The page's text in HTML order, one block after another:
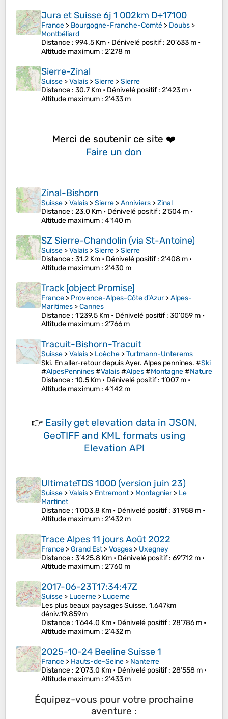
Jura et Suisse 6j 1 002km D+17100
France > Bourgogne-Franche-Comté > Doubs >
Montbéliard
Distance : 994.5 Km • Dénivelé positif: 20’633 m •
Altitude maximum : 2’278 m
Sierre-Zinal
Suisse >Valais >Sierre >Sierre
Distance : 30.7 Km • Dénivelé positif: 2’423 m •
Altitude maximum : 2’433 m
Merci de soutenir ce site ❤️
Faire un don
Zinal-Bishorn
Suisse >Valais >Sierre >Anniviers >Zinal
Distance : 23.0 Km • Dénivelé positif: 2’504 m •
Altitude maximum : 4’140 m
SZ Sierre-Chandolin (via St-Antoine)
Suisse >Valais >Sierre >Sierre
Distance : 31.2 Km • Dénivelé positif: 2’408 m •
Altitude maximum : 2’430 m
Track [object Promise]
France > Provence-Alpes-Côte d'Azur>Alpes-
Maritimes >Cannes
Distance : 1’239.5 Km • Dénivelé positif: 30’059 m •
Altitude maximum : 2’766 m
Tracuit-Bishorn-Tracuit
Suisse >Valais > Loèche >Turtmann-Unterems
Ski. En aller-retour depuis Ayer. Alpes pennines. #Ski
#AlpesPennines#Valais#Alpes#Montagne#Nature
Distance : 10.5 Km • Dénivelé positif: 1’007 m •
Altitude maximum : 4’142 m
👉 Easily get elevation data in JSON,
GeoTIFF and KML formats using
Elevation API
UltimateTDS 1000 (version juin 23)
Suisse >Valais > Entremont> Montagnier> Le
Martinet
Distance : 1’003.8 Km • Dénivelé positif: 31’958 m •
Altitude maximum : 2’432 m
Trace Alpes 11 jours Août 2022
France >Grand Est>Vosges > Uxegney
Distance : 3’425.8 Km • Dénivelé positif: 69’712 m •
Altitude maximum : 2’760 m
2017-06-23T17:34:47Z
Suisse > Lucerne > Lucerne
Les plus beaux paysages Suisse. 1.647km
déniv.19.859m
Distance : 1’644.0 Km • Dénivelé positif: 28’786 m •
Altitude maximum : 2’432 m
2025-10-24 Beeline Suisse 1
France > Hauts-de-Seine > Nanterre
Distance : 2’073.0 Km • Dénivelé positif: 28’558 m •
Altitude maximum : 2’433 m
Équipez-vous pour votre prochaine
aventure :